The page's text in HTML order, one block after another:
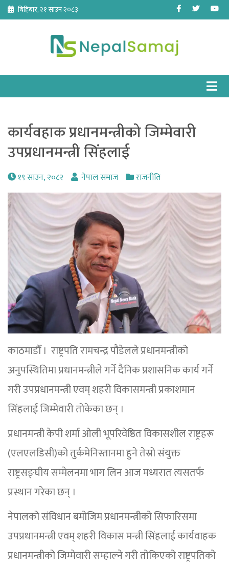
Skip
content
बिहिबार, २१ साउन २०८३ Facebook
Twitter
कार्यवहाक प्रधानमन्त्रीको जिम्मेवारी
उपप्रधानमन्त्री सिंहलाई
१९ साउन, २०८२ नेपाल समाज राजनीति
काठमाडौँ । राष्ट्रपति रामचन्द्र पौडेलले प्रधानमन्त्रीको
अनुपस्थितिमा प्रधानमन्त्रीले गर्ने दैनिक प्रशासनिक कार्य गर्ने
गरी उपप्रधानमन्त्री एवम् शहरी विकासमन्त्री प्रकाशमान
सिंहलाई जिम्मेवारी तोकेका छन् ।
प्रधानमन्त्री केपी शर्मा ओली भूपरिवेष्ठित विकासशील राष्ट्रहरू
(एलएलडिसी)को तुर्कमेनिस्तानमा हुने तेस्रो संयुक्त
राष्ट्रसङ्घीय सम्मेलनमा भाग लिन आज मध्यरात त्यसतर्फ
प्रस्थान गरेका छन् ।
नेपालको संविधान बमोजिम प्रधानमन्त्रीको सिफारिसमा
उपप्रधानमन्त्री एवम् शहरी विकास मन्त्री सिंहलाई कार्यवाहक
प्रधानमन्त्रीको जिम्मेवारी सम्हाल्ने गरी तोकिएको राष्ट्रपतिको